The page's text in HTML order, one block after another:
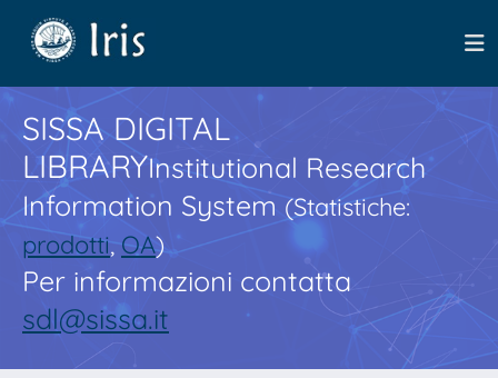
SISSA DIGITAL
LIBRARYInstitutional Research
Information System(Statistiche:
prodotti,OA)
Per informazioni contatta
sdl@sissa.it